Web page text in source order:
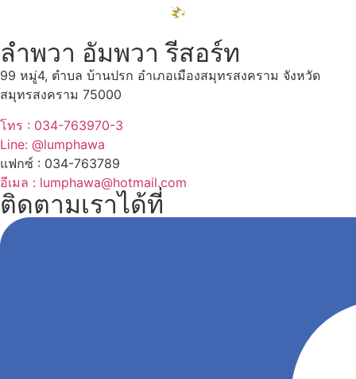
ลำพวา อัมพวา รีสอร์ท
99 หมู่4, ตำบล บ้านปรก อำเภอเมืองสมุทรสงคราม จังหวัด
สมุทรสงคราม 75000
โทร : 034-763970-3
Line: @lumphawa
แฟกซ์ : 034-763789
อีเมล : lumphawa@hotmail.com
ติดตามเราได้ที่